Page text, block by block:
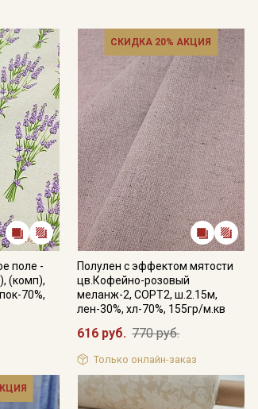
поле -
(комп),
70%,
СКИДКА 20% АКЦИЯ
Полулен с эффектом мятости
цв.Кофейно-розовый
меланж-2, СОРТ2, ш.2.15м,
лен-30%, хл-70%, 155гр/м.кв
616 руб. 770 руб.
Только онлайн-заказ